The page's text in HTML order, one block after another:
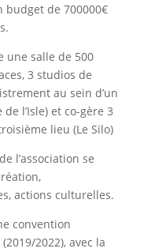
budget de 700000€
une salle de 500
3 studios de
au sein d’un
l’Isle) et co-gère 3
lieu (Le Silo)
l’association se
actions culturelles.
convention
2022), avec la